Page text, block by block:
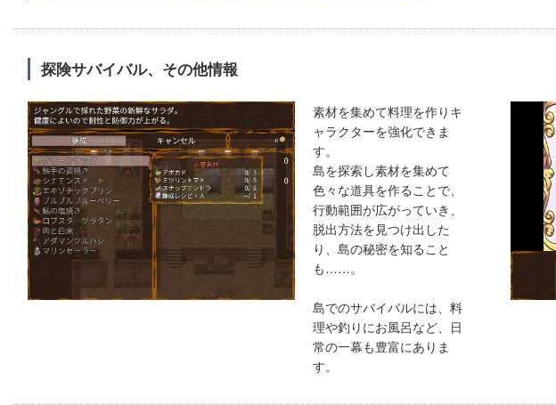
探険サバイバル、その他情報
素材を集めて料理を作りキ
ャラクターを強化できま
す。
島を探索し素材を集めて
色々な道具を作ることで、
行動範囲が広がっていき、
脱出方法を見つけ出した
り、島の秘密を知ること
も……。
島でのサバイバルには、料
理や釣りにお風呂など、日
常の一幕も豊富にありま
す。